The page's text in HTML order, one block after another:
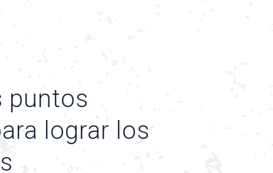
puntos
lograr los